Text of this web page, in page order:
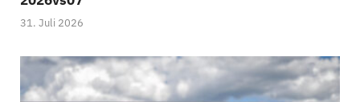
31. Juli 2026